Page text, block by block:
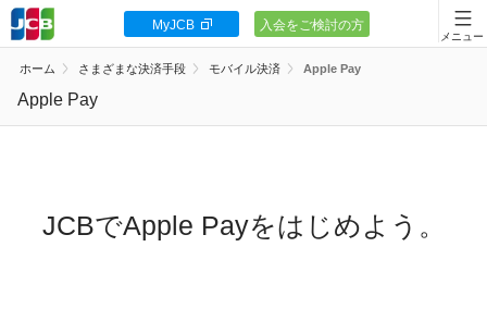
会員向け情報
JCBカードの基本
入会をご検討の方
MyJCB
ホーム さまざまな決済手段 モバイル決済 Apple Pay
Apple Pay
JCBでApple Payをはじめよう。